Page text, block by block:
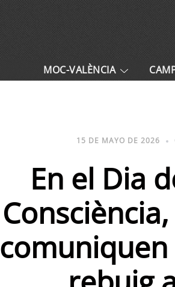
MOC-VALÈNCIA
15 DE MAYO DE 2026
En el Dia
comuniquen